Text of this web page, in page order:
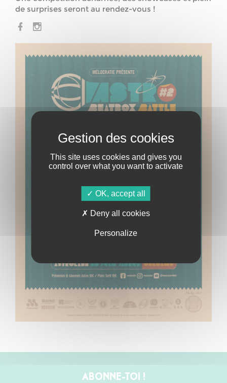
de surprises seront au rendez-vous !
ABONNE-TOI !
This site uses cookies and gives you
control over what you want to activate
OK, accept all
Deny all cookies
Personalize